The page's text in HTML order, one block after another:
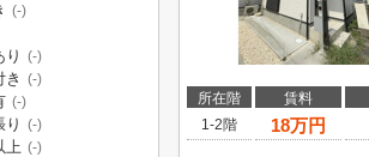
所在階 賃料
1-2階
18万円
(-)
り (-)
き (-)
(-)
り (-)
上 (-)